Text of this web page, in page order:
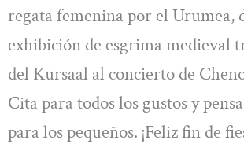
regata femenina por el Urumea,
exhibición de esgrima medieval
del Kursaal al concierto de
Cita para todos los gustos y
para los pequeños. ¡Feliz fin de